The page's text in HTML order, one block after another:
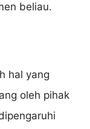
beliau.
hal yang
oleh pihak